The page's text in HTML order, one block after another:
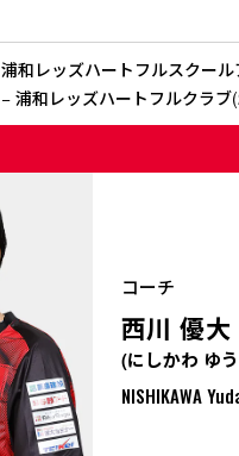
浦和レッズハートフルスクー
− 浦和レッズハートフルクラブ
コーチ
西川 優大
(にしかわ ゆ
NISHIKAWA